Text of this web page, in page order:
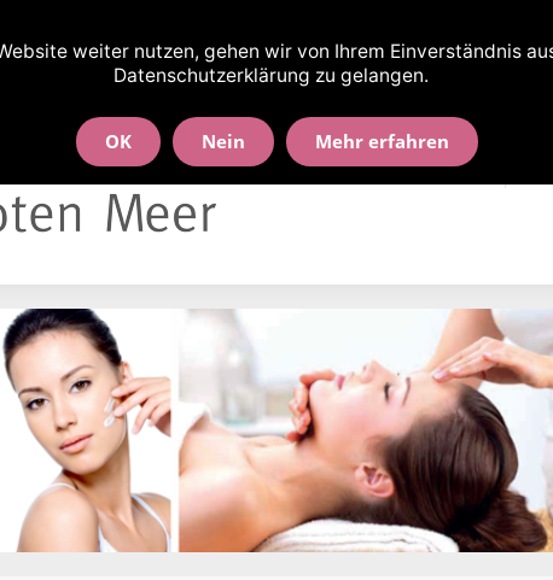
Willkommen!
weiter nutzen, gehen wir von Ihrem Einverständnis
Datenschutzerklärung zu gelangen.
OK Nein Mehr erfahren